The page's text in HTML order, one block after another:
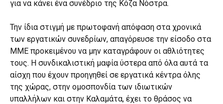
για να κάνει ένα συνέδριο της Κόζα Νόστρα.
Την ίδια στιγμή με πρωτοφανή απόφαση στα χρονικά
των εργατικών συνεδρίων, απαγόρευσε την είσοδο στα
ΜΜΕ προκειμένου να μην καταγράφουν οι αθλιότητες
τους. Η συνδικαλιστική μαφία ύστερα από όλα αυτά τα
αίσχη που έχουν προηγηθεί σε εργατικά κέντρα όλης
της χώρας, στην ομοσπονδία των ιδιωτικών
υπαλλήλων και στην Καλαμάτα, έχει το θράσος να